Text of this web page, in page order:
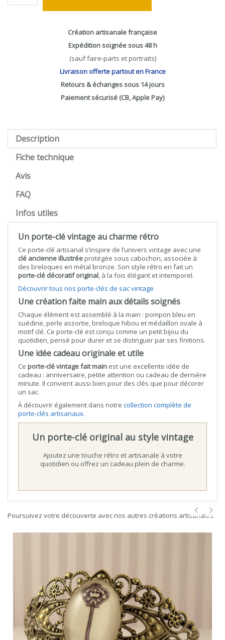
Création artisanale française
Expédition soignée sous 48 h
(sauf faire-parts et portraits)
Livraison offerte partout en France
Retours & échanges sous 14 jours
Paiement sécurisé (CB, Apple Pay)
Description
Fiche technique
Avis
FAQ
Infos utiles
Un porte-clé vintage au charme rétro
Ce porte-clé artisanal s’inspire de l’univers vintage avec une
clé ancienne illustréeprotégée sous cabochon, associée à
des breloques en métal bronze. Son style rétro en fait un
porte-clé décoratif original, à la fois élégant et intemporel.
Découvrir tous nos porte-clés de sac vintage
Une création faite main aux détails soignés
Chaque élément est assemblé à la main : pompon bleu en
suédine, perle assortie, breloque hibou et médaillon ovale à
motif clé. Ce porte-clé est conçu comme un petit bijou du
quotidien, pensé pour durer et se distinguer par ses finitions.
Une idée cadeau originale et utile
Ce porte-clé vintage fait main est une excellente idée de
cadeau : anniversaire, petite attention ou cadeau de dernière
minute. Il convient aussi bien pour des clés que pour décorer
un sac.
À découvrir également dans notre collection complète de
porte-clés artisanaux.
Un porte-clé original au style vintage
Ajoutez une touche rétro et artisanale à votre
quotidien ou offrez un cadeau plein de charme.
Poursuivez votre découverte avec nos autres créations artisanales